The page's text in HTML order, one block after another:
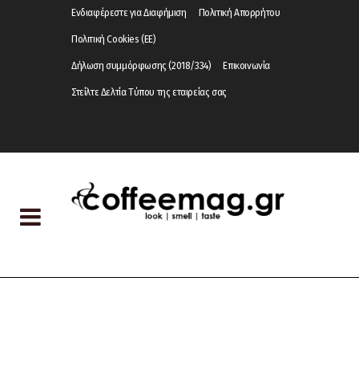
Ενδιαφέρεστε για Διαφήμιση Πολιτική Απορρήτου
Πολιτική Cookies (ΕΕ)
Δήλωση συμμόρφωσης (2018/334) Επικοινωνία
Στείλτε Δελτία Τύπου της εταιρείας σας